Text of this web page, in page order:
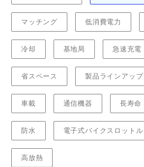
マッチング 低消費電力
冷却 基地局 急速充電
省スペース 製品ラインアップ
車載 通信機器 長寿命
防水 電子式バイクスロットル
高放熱